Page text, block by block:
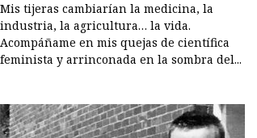
Mis tijeras cambiarían la medicina, la
industria, la agricultura… la vida.
Acompáñame en mis quejas de científica
feminista y arrinconada en la sombra del...